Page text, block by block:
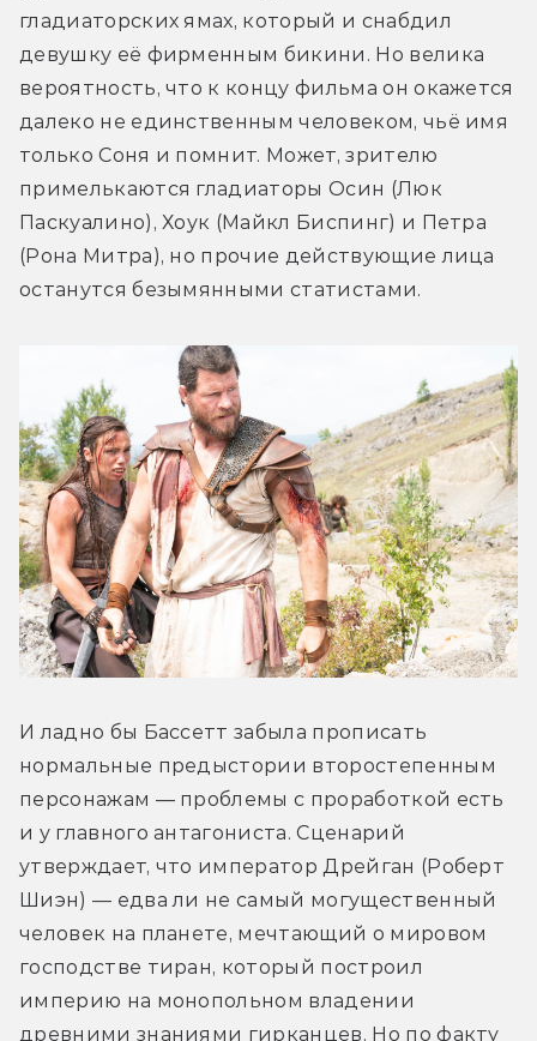
гладиаторских ямах, который и снабдил
девушку её фирменным бикини. Но велика
вероятность, что к концу фильма он окажется
далеко не единственным человеком, чьё имя
только Соня и помнит. Может, зрителю
примелькаются гладиаторы Осин (Люк
Паскуалино), Хоук (Майкл Биспинг) и Петра
(Рона Митра), но прочие действующие лица
останутся безымянными статистами.
И ладно бы Бассетт забыла прописать
нормальные предыстории второстепенным
персонажам — проблемы с проработкой есть
и у главного антагониста. Сценарий
утверждает, что император Дрейган (Роберт
Шиэн) — едва ли не самый могущественный
человек на планете, мечтающий о мировом
господстве тиран, который построил
империю на монопольном владении
древними знаниями гирканцев. Но по факту